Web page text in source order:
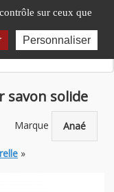
sur ceux que
Personnaliser
savon solide
Marque Anaé
»